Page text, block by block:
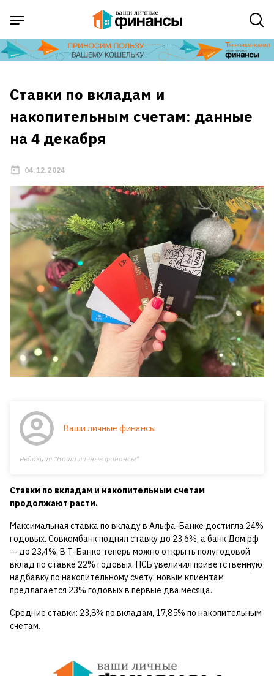
Ставки по вкладам и
накопительным счетам: данные
на 4 декабря
04.12.2024
Ваши личные финансы
Редакция "Ваши личные финансы"
Ставки по вкладам и накопительным счетам
продолжают расти.
Максимальная ставка по вкладу в Альфа-Банке достигла 24%
годовых. Совкомбанк поднял ставку до 23,6%, а банк Дом.pф
— до 23,4%. В Т-Банке теперь можно открыть полугодовой
вклад по ставке 22% годовых. ПСБ увеличил приветственную
надбавку по накопительному счету: новым клиентам
предлагается 23% годовых в первые два месяца.
Средние ставки: 23,8% по вкладам, 17,85% по накопительным
счетам.